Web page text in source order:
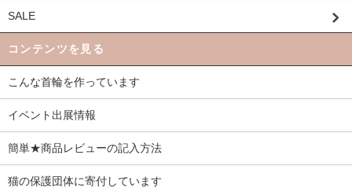
SALE
コンテンツを見る
こんな首輪を作っています
イベント出展情報
簡単★商品レビューの記入方法
猫の保護団体に寄付しています